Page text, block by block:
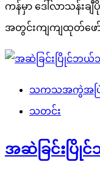
ကန်မှာ ဒေါ်လာသန်းခ
အတွင်းကျကျထုတ်ဖော်
သကသအကွဲအပ
သတင်း
အဆဲခြင်းပြို